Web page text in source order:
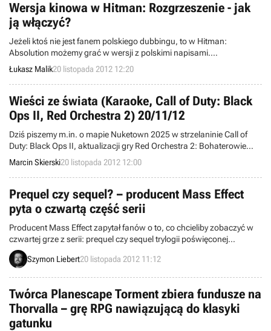
Wersja kinowa w Hitman: Rozgrzeszenie - jak
ją włączyć?
Jeżeli ktoś nie jest fanem polskiego dubbingu, to w Hitman:
Absolution możemy grać w wersji z polskimi napisami.
Przedstawiamy Wam krótką instrukcję jak to zrobić.
Łukasz Malik20 listopada 2012 12:20
Wieści ze świata (Karaoke, Call of Duty: Black
Ops II, Red Orchestra 2) 20/11/12
Dziś piszemy m.in. o mapie Nuketown 2025 w strzelaninie Call of
Duty: Black Ops II, aktualizacji gry Red Orchestra 2: Bohaterowie
Stalingradu, zapowiedzi aplikacji Karaoke na Xbox Live, a także beta
testach darmowych wyścigów RaceRoom Racing Experience.
Witamy w wieściach ze świata - codziennej porcji krótkich
wiadomości.
Marcin Skierski20 listopada 2012 12:00
Prequel czy sequel? – producent Mass Effect
pyta o czwartą część serii
Producent Mass Effect zapytał fanów o to, co chcieliby zobaczyć w
czwartej grze z serii: prequel czy sequel trylogii poświęconej
komandorowi Shepardowi. Czyżby BioWare rozważało jeszcze tak
elementarną kwestię? A może to forma prostego kokietowania
Szymon Liebert20 listopada 2012 11:12
Twórca Planescape Torment zbiera fundusze na
Thorvalla – grę RPG nawiązującą do klasyki
gatunku